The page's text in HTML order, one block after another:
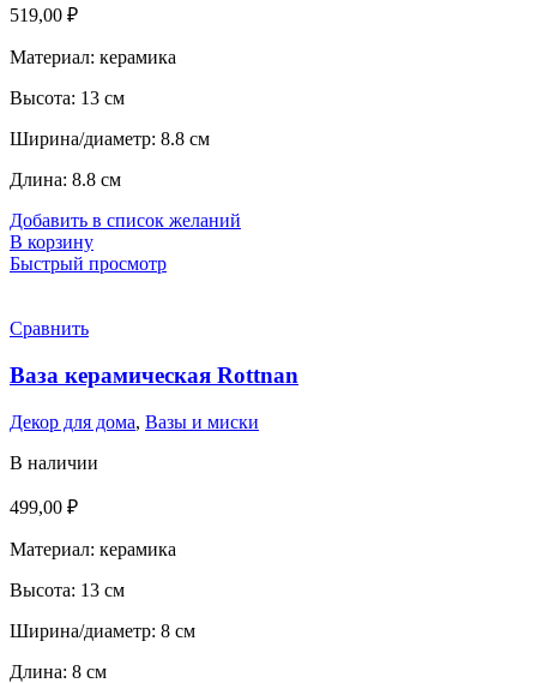
519,00 ₽
Материал: керамика
Высота: 13 см
Ширина/диаметр: 8.8 см
Длина: 8.8 см
Добавить в список желаний
В корзину
Быстрый просмотр
Сравнить
Ваза керамическая Rottnan
Декор для дома, Вазы и миски
В наличии
499,00 ₽
Материал: керамика
Высота: 13 см
Ширина/диаметр: 8 см
Длина: 8 см